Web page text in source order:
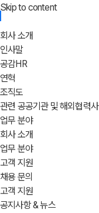
Skip to content
회사 소개
인사말
공감HR
연혁
조직도
관련 공공기관 및 해외협력사
업무 분야
회사 소개
업무 분야
고객 지원
채용 문의
고객 지원
공지사항 & 뉴스